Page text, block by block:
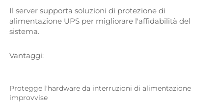
Il server supporta soluzioni di protezione di
alimentazione UPS per migliorare l'affidabilità del
sistema.
Vantaggi:
Protegge l'hardware da interruzioni di alimentazione
improvvise